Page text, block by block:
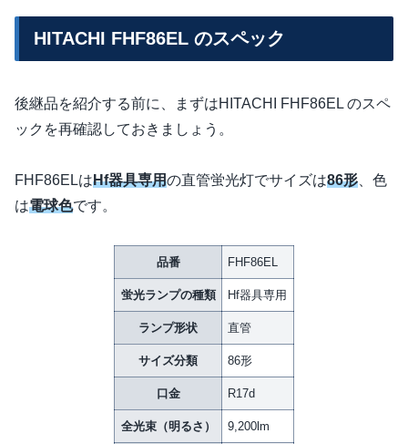
HITACHI FHF86EL のスペック
後継品を紹介する前に、まずはHITACHI FHF86EL のスペ
ックを再確認しておきましょう。
FHF86ELはHf器具専用の直管蛍光灯でサイズは86形 、色
は電球色です。
品番 FHF86EL
蛍光ランプの種類 Hf器具専用
ランプ形状 直管
サイズ分類 86形
口金 R17d
全光束（明るさ） 9,200lm